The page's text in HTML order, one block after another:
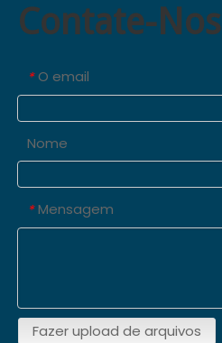
Contate-Nos
* O email
Nome
* Mensagem
Fazer upload de arquivos